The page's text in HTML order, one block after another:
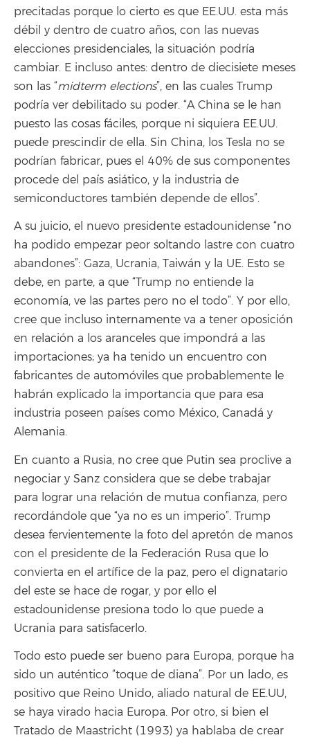
precitadas porque lo cierto es que EE.UU. esta más
débil y dentro de cuatro años, con las nuevas
elecciones presidenciales, la situación podría
cambiar. E incluso antes: dentro de diecisiete meses
son las “midterm elections”, en las cuales Trump
podría ver debilitado su poder. “A China se le han
puesto las cosas fáciles, porque ni siquiera EE.UU.
puede prescindir de ella. Sin China, los Tesla no se
podrían fabricar, pues el 40% de sus componentes
procede del país asiático, y la industria de
semiconductores también depende de ellos”.
A su juicio, el nuevo presidente estadounidense “no
ha podido empezar peor soltando lastre con cuatro
abandones”: Gaza, Ucrania, Taiwán y la UE. Esto se
debe, en parte, a que “Trump no entiende la
economía, ve las partes pero no el todo”. Y por ello,
cree que incluso internamente va a tener oposición
en relación a los aranceles que impondrá a las
importaciones; ya ha tenido un encuentro con
fabricantes de automóviles que probablemente le
habrán explicado la importancia que para esa
industria poseen países como México, Canadá y
Alemania.
En cuanto a Rusia, no cree que Putin sea proclive a
negociar y Sanz considera que se debe trabajar
para lograr una relación de mutua confianza, pero
recordándole que “ya no es un imperio”. Trump
desea fervientemente la foto del apretón de manos
con el presidente de la Federación Rusa que lo
convierta en el artífice de la paz, pero el dignatario
del este se hace de rogar, y por ello el
estadounidense presiona todo lo que puede a
Ucrania para satisfacerlo.
Todo esto puede ser bueno para Europa, porque ha
sido un auténtico “toque de diana”. Por un lado, es
positivo que Reino Unido, aliado natural de EE.UU,
se haya virado hacia Europa. Por otro, si bien el
Tratado de Maastricht (1993) ya hablaba de crear